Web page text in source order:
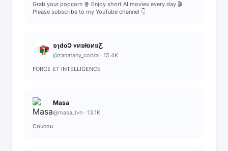
Grab your popcorn 🍿 Enjoy short AI movies every day 🎬
Please subscribe to my YouTube channel 👇
ɒɿdoƆ ʏᴎɒƚɒᴎɒƸ
@zanatany_cobra · 15.4K
FORCE ET INTELLIGENCE
Masa
@masa_lvn · 13.1K
Coucou